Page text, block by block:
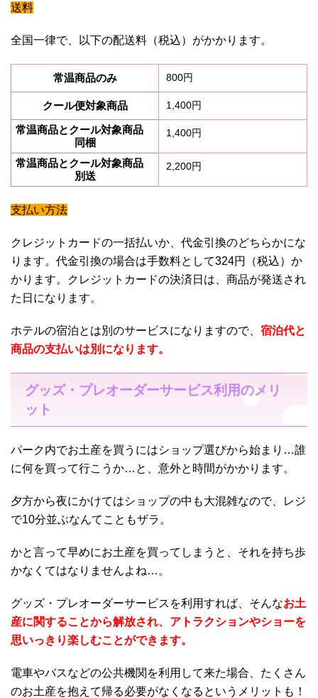
送料
全国一律で、以下の配送料（税込）がかかります。
常温商品のみ 800円
クール便対象商品 1,400円
常温商品とクール対象商品
同梱
1,400円
常温商品とクール対象商品
別送
2,200円
支払い方法
クレジットカードの一括払いか、代金引換のどちらかにな
ります。代金引換の場合は手数料として324円（税込）か
かります。クレジットカードの決済日は、商品が発送され
た日になります。
ホテルの宿泊とは別のサービスになりますので、 宿泊代と
商品の支払いは別になります。
グッズ・プレオーダーサービス利用のメリ
ット
パーク内でお土産を買うにはショップ選びから始まり…誰
に何を買って行こうか…と、意外と時間がかかります。
夕方から夜にかけてはショップの中も大混雑なので、レジ
で10分並ぶなんてこともザラ。
かと言って早めにお土産を買ってしまうと、それを持ち歩
かなくてはなりませんよね…。
グッズ・プレオーダーサービスを利用すれば、そんなお土
産に関することから解放され、アトラクションやショーを
思いっきり楽しむことができます。
電車やバスなどの公共機関を利用して来た場合、たくさん
のお土産を抱えて帰る必要がなくなるというメリットも！